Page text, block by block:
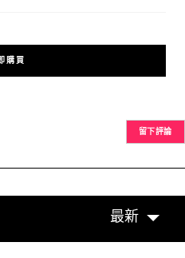
購買
留下評論
最新